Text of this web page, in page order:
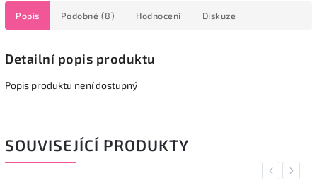
Popis Podobné (8) Hodnocení Diskuze
Detailní popis produktu
Popis produktu není dostupný
SOUVISEJÍCÍ PRODUKTY
Previous
Next